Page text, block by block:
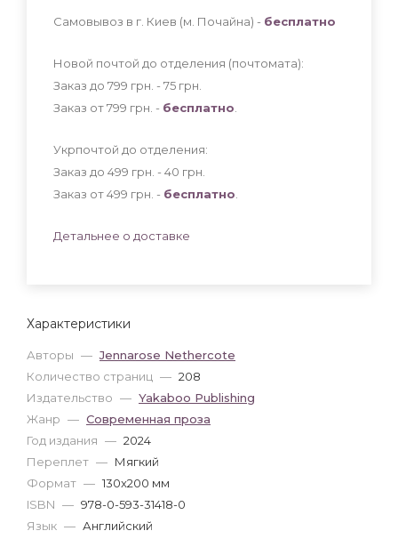
Характеристики
Авторы — Jennarose Nethercote
Количество страниц — 208
Издательство — Yakaboo Publishing
Жанр — Современная проза
Год издания — 2024
Переплет — Мягкий
Формат — 130x200 мм
ISBN — 978-0-593-31418-0
Язык — Английский
Самовывоз в г. Киев (м. Почайна) - бесплатно
Новой почтой до отделения (почтомата):
Заказ до 799 грн. - 75 грн
Заказ от 799 грн. - бесплатно
Укрпочтой до отделения:
Заказ до 499 грн. - 40 грн
Заказ от 499 грн. - бесплатно
Детальнее о доставке